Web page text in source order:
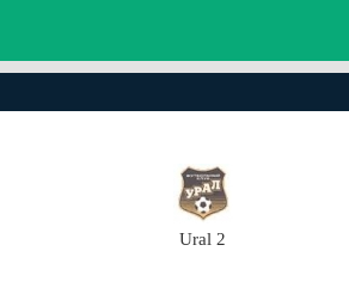
Ural 2